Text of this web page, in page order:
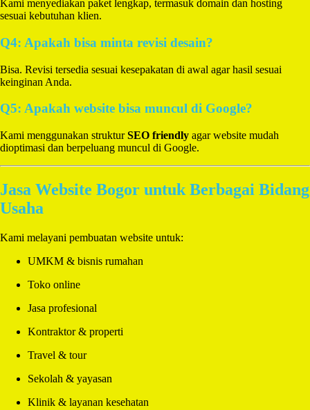
Kami menyediakan paket lengkap, termasuk domain dan hosting
sesuai kebutuhan klien.
Q4: Apakah bisa minta revisi desain?
Bisa. Revisi tersedia sesuai kesepakatan di awal agar hasil sesuai
keinginan Anda.
Q5: Apakah website bisa muncul di Google?
Kami menggunakan strukturSEO friendly agar website mudah
dioptimasi dan berpeluang muncul di Google.
Jasa Website Bogor untuk Berbagai Bidang
Usaha
Kami melayani pembuatan website untuk:
UMKM & bisnis rumahan
Toko online
Jasa profesional
Kontraktor & properti
Travel & tour
Sekolah & yayasan
Klinik & layanan kesehatan